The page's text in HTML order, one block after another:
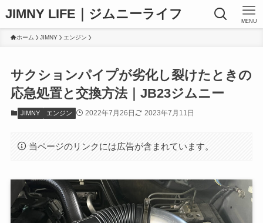
JIMNY LIFE｜ジムニーライフ MENU
ホーム JIMNY エンジン
サクションパイプが劣化し裂けたときの
応急処置と交換方法｜JB23ジムニー
JIMNY エンジン 2022年7月26日 2023年7月11日
当ページのリンクには広告が含まれています。